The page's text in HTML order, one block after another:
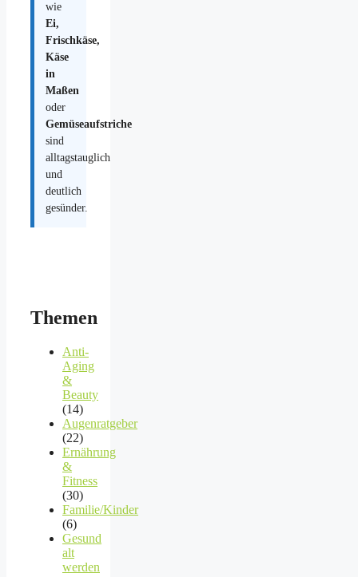
wie
Ei,
Frischkäse,
Käse
in
Maßen
oder
Gemüseaufstriche
sind
alltagstauglich
und
deutlich
gesünder.
Themen
Anti-
Aging
&
Beauty
(14)
Augenratgeber
(22)
Ernährung
&
Fitness
(30)
Familie/Kinder
(6)
Gesund
alt
werden